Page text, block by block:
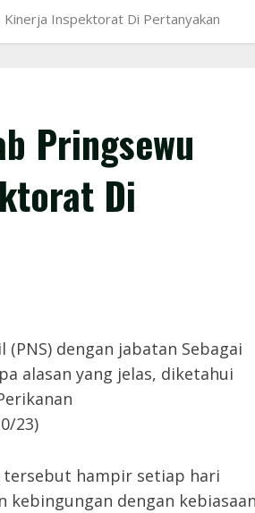
Kinerja Inspektorat Di Pertanyakan
Pringsewu
Di
(PNS) dengan jabatan Sebagai
alasan yang jelas, diketahui
23)
tersebut hampir setiap hari
kebingungan dengan kebiasaan